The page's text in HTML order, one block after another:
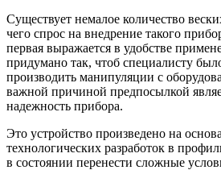
Существует немалое количество
чего спрос на внедрение такого
первая выражается в удобстве
придумано так, чтоб специалисту
производить манипуляции с
важной причиной предпосылкой
надежность прибора.
Это устройство произведено на
технологических разработок в
в состоянии перенести сложные